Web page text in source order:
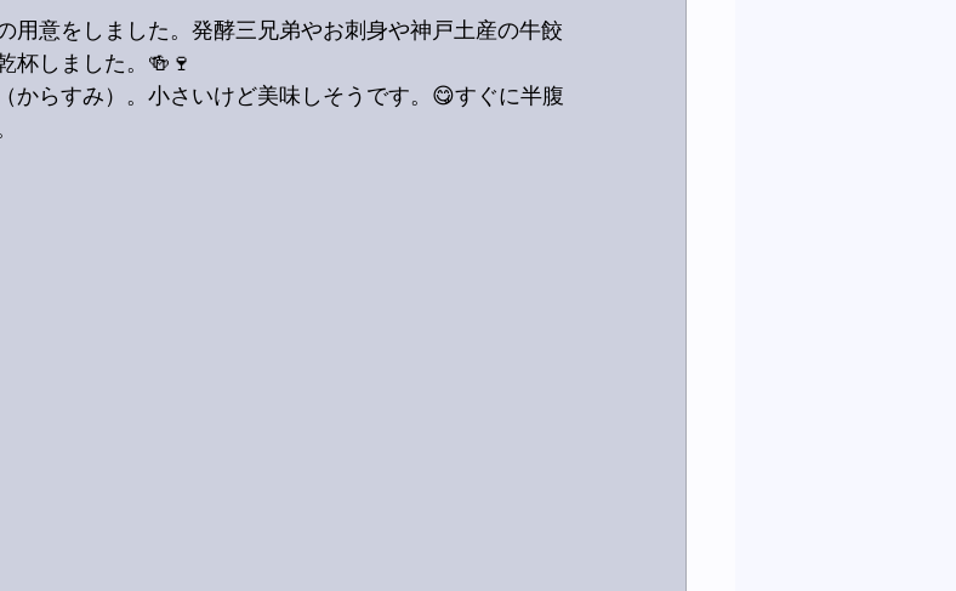
用意をしました。発酵三兄弟やお刺身や神戸土産の牛餃
杯しました。🍻🍷
からすみ）。小さいけど美味しそうです。😋すぐに半腹